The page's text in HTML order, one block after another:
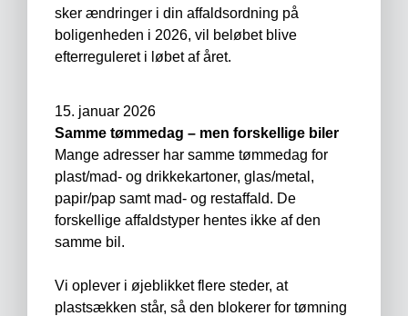
sker ændringer i din affaldsordning på
boligenheden i 2026, vil beløbet blive
efterreguleret i løbet af året.
15. januar 2026
Samme tømmedag – men forskellige biler
Mange adresser har samme tømmedag for
plast/mad- og drikkekartoner, glas/metal,
papir/pap samt mad- og restaffald. De
forskellige affaldstyper hentes ikke af den
samme bil.
Vi oplever i øjeblikket flere steder, at
plastsækken står, så den blokerer for tømning